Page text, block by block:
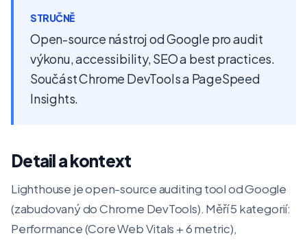
STRUČNĚ
Open-source nástroj od Google pro audit
výkonu, accessibility, SEO a best practices.
Součást Chrome DevTools a PageSpeed
Insights.
Detail a kontext
Lighthouse je open-source auditing tool od Google
(zabudovaný do Chrome DevTools). Měří 5 kategorií:
Performance (Core Web Vitals + 6 metric),